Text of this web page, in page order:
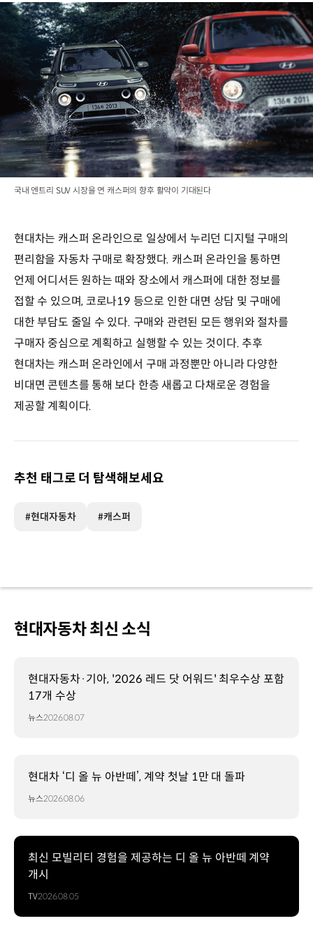
국내 엔트리 SUV 시장을 연 캐스퍼의 향후 활약이 기대된다
현대차는 캐스퍼 온라인으로 일상에서 누리던 디지털 구매의
편리함을 자동차 구매로 확장했다. 캐스퍼 온라인을 통하면
언제 어디서든 원하는 때와 장소에서 캐스퍼에 대한 정보를
접할 수 있으며, 코로나19 등으로 인한 대면 상담 및 구매에
대한 부담도 줄일 수 있다. 구매와 관련된 모든 행위와 절차를
구매자 중심으로 계획하고 실행할 수 있는 것이다. 추후
현대차는 캐스퍼 온라인에서 구매 과정뿐만 아니라 다양한
비대면 콘텐츠를 통해 보다 한층 새롭고 다채로운 경험을
제공할 계획이다.
추천 태그로 더 탐색해보세요
#현대자동차 #캐스퍼
현대자동차 최신 소식
현대자동차·기아, '2026 레드 닷 어워드' 최우수상 포함
17개 수상
뉴스2026.08.07
현대차 ‘디 올 뉴 아반떼’, 계약 첫날 1만 대 돌파
뉴스2026.08.06
최신 모빌리티 경험을 제공하는 디 올 뉴 아반떼 계약
개시
TV2026.08.05